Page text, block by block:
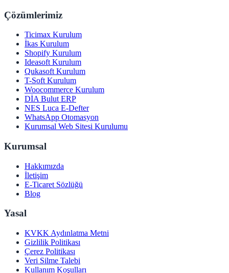
Çözümlerimiz
Ticimax Kurulum
İkas Kurulum
Shopify Kurulum
Ideasoft Kurulum
Qukasoft Kurulum
T-Soft Kurulum
Woocommerce Kurulum
DİA Bulut ERP
NES Luca E-Defter
WhatsApp Otomasyon
Kurumsal Web Sitesi Kurulumu
Kurumsal
Hakkımızda
İletişim
E-Ticaret Sözlüğü
Blog
Yasal
KVKK Aydınlatma Metni
Gizlilik Politikası
Çerez Politikası
Veri Silme Talebi
Kullanım Koşulları